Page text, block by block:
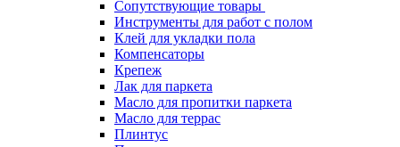
Сопутствующие товары
Инструменты для работ с полом
Клей для укладки пола
Компенсаторы
Крепеж
Лак для паркета
Масло для пропитки паркета
Масло для террас
Плинтус